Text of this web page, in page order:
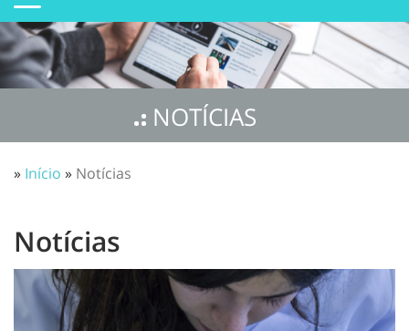
NOTÍCIAS
» Início » Notícias
Notícias